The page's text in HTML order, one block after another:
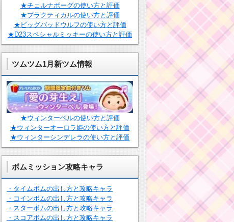
★チェルナボーグの使い方と評価
★プラクティカルの使い方と評価
★ビッグバッドウルフの使い方と評価
★D23スペシャルミッキーの使い方と評価
ツムツム1月新ツム情報
★ウィンターベルの使い方と評価
★ウィンターオーロラ姫の使い方と評価
★ウィンターシンデレラの使い方と評価
ボムミッション攻略キャラ
・タイムボムの出し方と攻略キャラ
・コインボムの出し方と攻略キャラ
・スターボムの出し方と攻略キャラ
・スコアボムの出し方と攻略キャラ